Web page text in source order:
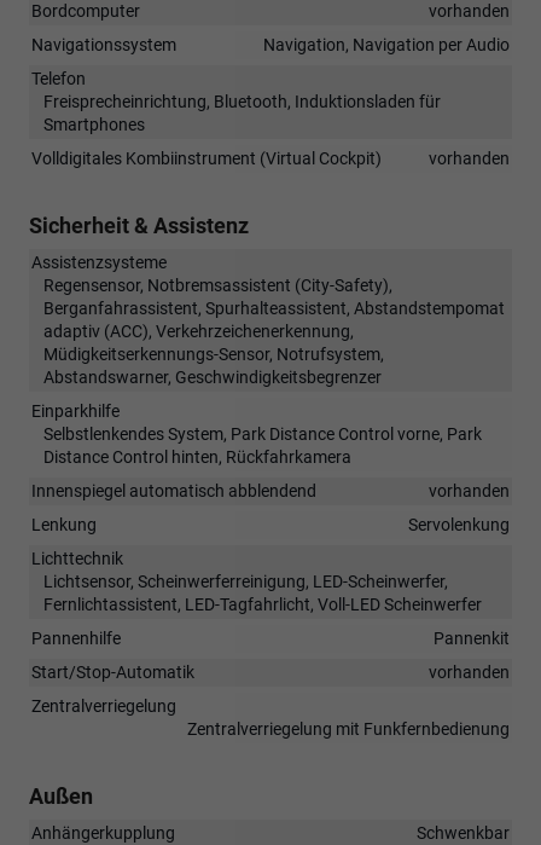
Bordcomputer
vorhanden
Navigationssystem
Navigation, Navigation per Audio
Telefon
Freisprecheinrichtung, Bluetooth, Induktionsladen für
Smartphones
Volldigitales Kombiinstrument (Virtual Cockpit)
vorhanden
Sicherheit & Assistenz
Assistenzsysteme
Regensensor, Notbremsassistent (City-Safety),
Berganfahrassistent, Spurhalteassistent, Abstandstempomat
adaptiv (ACC), Verkehrzeichenerkennung,
Müdigkeitserkennungs-Sensor, Notrufsystem,
Abstandswarner, Geschwindigkeitsbegrenzer
Einparkhilfe
Selbstlenkendes System, Park Distance Control vorne, Park
Distance Control hinten, Rückfahrkamera
Innenspiegel automatisch abblendend
vorhanden
Lenkung
Servolenkung
Lichttechnik
Lichtsensor, Scheinwerferreinigung, LED-Scheinwerfer,
Fernlichtassistent, LED-Tagfahrlicht, Voll-LED Scheinwerfer
Pannenhilfe
Pannenkit
Start/Stop-Automatik
vorhanden
Zentralverriegelung
Zentralverriegelung mit Funkfernbedienung
Außen
Anhängerkupplung
Schwenkbar